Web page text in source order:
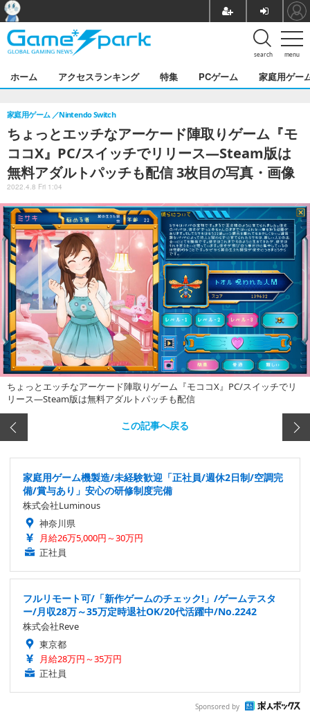
menu
search
ホーム アクセスランキング 特集 PCゲーム 家庭用ゲー
ちょっとエッチなアーケード陣取りゲーム『モ
ココX』PC/スイッチでリリース―Steam版は
無料アダルトパッチも配信 3枚目の写真・画像
家庭用ゲーム Nintendo Switch
2022.4.8 Fri 1:04
ちょっとエッチなアーケード陣取りゲーム『モココX』PC/スイッチでリ
リース―Steam版は無料アダルトパッチも配信
この記事へ戻る
家庭用ゲーム機製造/未経験歓迎「正社員/週休2日制/空調完
備/賞与あり」安心の研修制度完備
株式会社Luminous
神奈川県
月給26万5,000円～30万円
正社員
フルリモート可/「新作ゲームのチェック!」/ゲームテスタ
ー/月収28万～35万定時退社OK/20代活躍中/No.2242
株式会社Reve
東京都
月給28万円～35万円
正社員
Sponsored by